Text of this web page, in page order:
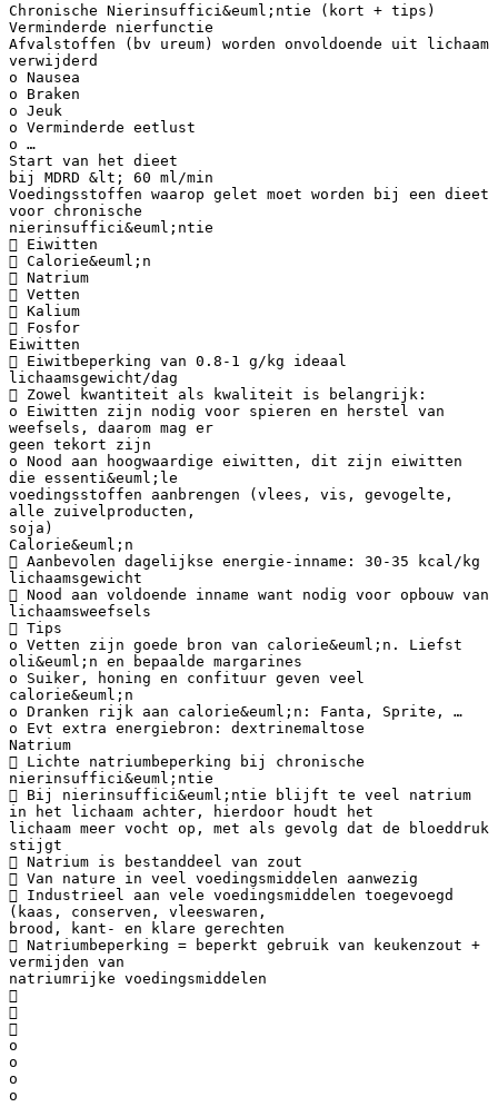
Chronische Nierinsuffici&euml;ntie (kort + tips)
Verminderde nierfunctie
Afvalstoffen (bv ureum) worden onvoldoende uit lichaam
verwijderd
o Nausea
o Braken
o Jeuk
o Verminderde eetlust
o …
Start van het dieet
bij MDRD &lt; 60 ml/min
Voedingsstoffen waarop gelet moet worden bij een dieet
voor chronische
nierinsuffici&euml;ntie
 Eiwitten
 Calorie&euml;n
 Natrium
 Vetten
 Kalium
 Fosfor
Eiwitten
 Eiwitbeperking van 0.8-1 g/kg ideaal
lichaamsgewicht/dag
 Zowel kwantiteit als kwaliteit is belangrijk:
o Eiwitten zijn nodig voor spieren en herstel van
weefsels, daarom mag er
geen tekort zijn
o Nood aan hoogwaardige eiwitten, dit zijn eiwitten
die essenti&euml;le
voedingsstoffen aanbrengen (vlees, vis, gevogelte,
alle zuivelproducten,
soja)
Calorie&euml;n
 Aanbevolen dagelijkse energie-inname: 30-35 kcal/kg
lichaamsgewicht
 Nood aan voldoende inname want nodig voor opbouw van
lichaamsweefsels
 Tips
o Vetten zijn goede bron van calorie&euml;n. Liefst
oli&euml;n en bepaalde margarines
o Suiker, honing en confituur geven veel
calorie&euml;n
o Dranken rijk aan calorie&euml;n: Fanta, Sprite, …
o Evt extra energiebron: dextrinemaltose
Natrium
 Lichte natriumbeperking bij chronische
nierinsuffici&euml;ntie
 Bij nierinsuffici&euml;ntie blijft te veel natrium
in het lichaam achter, hierdoor houdt het
lichaam meer vocht op, met als gevolg dat de bloeddruk
stijgt
 Natrium is bestanddeel van zout
 Van nature in veel voedingsmiddelen aanwezig
 Industrieel aan vele voedingsmiddelen toegevoegd
(kaas, conserven, vleeswaren,
brood, kant- en klare gerechten
 Natriumbeperking = beperkt gebruik van keukenzout +
vermijden van
natriumrijke voedingsmiddelen



o
o
o
o